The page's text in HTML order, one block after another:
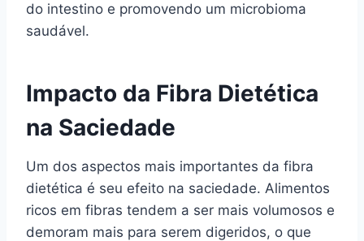
do intestino e promovendo um microbioma
saudável.
Impacto da Fibra Dietética
na Saciedade
Um dos aspectos mais importantes da fibra
dietética é seu efeito na saciedade. Alimentos
ricos em fibras tendem a ser mais volumosos e
demoram mais para serem digeridos, o que